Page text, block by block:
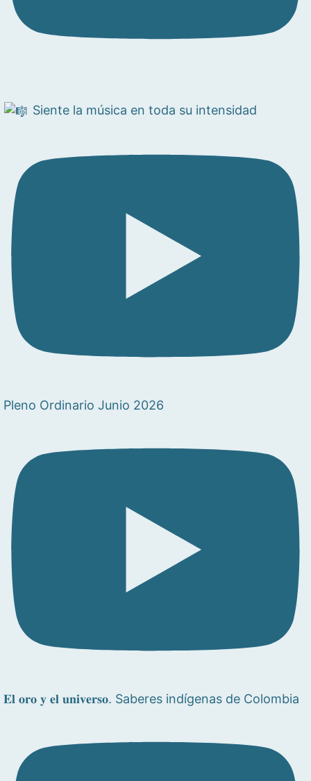
Siente la música en toda su intensidad
Pleno Ordinario Junio 2026
𝐄𝐥 𝐨𝐫𝐨 𝐲 𝐞𝐥 𝐮𝐧𝐢𝐯𝐞𝐫𝐬𝐨. Saberes indígenas de Colombia